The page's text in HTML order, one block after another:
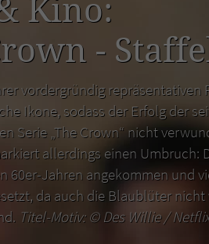
-
vordergründig repräsentativen
Ikone, sodass der Erfolg der
Serie „The Crown“ nicht
allerdings einen Umbruch:
60er-Jahren angekommen und
da auch die Blaublüter nicht
Titel-Motiv: ©Des Willie /